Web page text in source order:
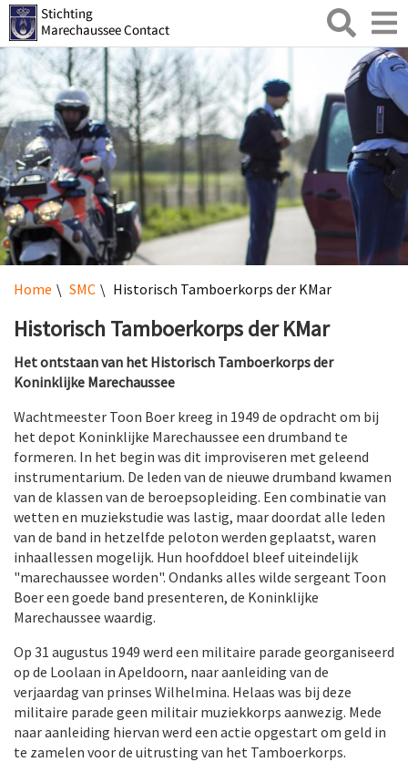
Zoeken
Home SMC Historisch Tamboerkorps der KMar
Historisch Tamboerkorps der KMar
Het ontstaan van het Historisch Tamboerkorps der
Koninklijke Marechaussee
Wachtmeester Toon Boer kreeg in 1949 de opdracht om bij
het depot Koninklijke Marechaussee een drumband te
formeren. In het begin was dit improviseren met geleend
instrumentarium. De leden van de nieuwe drumband kwamen
van de klassen van de beroepsopleiding. Een combinatie van
wetten en muziekstudie was lastig, maar doordat alle leden
van de band in hetzelfde peloton werden geplaatst, waren
inhaallessen mogelijk. Hun hoofddoel bleef uiteindelijk
"marechaussee worden". Ondanks alles wilde sergeant Toon
Boer een goede band presenteren, de Koninklijke
Marechaussee waardig.
Op 31 augustus 1949 werd een militaire parade georganiseerd
op de Loolaan in Apeldoorn, naar aanleiding van de
verjaardag van prinses Wilhelmina. Helaas was bij deze
militaire parade geen militair muziekkorps aanwezig. Mede
naar aanleiding hiervan werd een actie opgestart om geld in
te zamelen voor de uitrusting van het Tamboerkorps.